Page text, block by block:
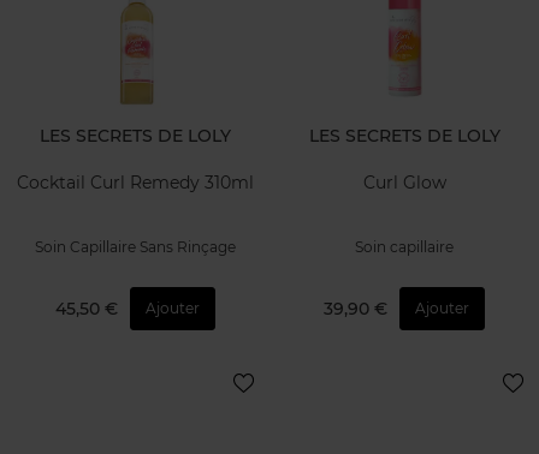
LES SECRETS DE LOLY
Cocktail Curl Remedy 310ml
Soin Capillaire Sans Rinçage
45,50 € Ajouter
LES SECRETS DE LOLY
Curl Glow
Soin capillaire
39,90 € Ajouter